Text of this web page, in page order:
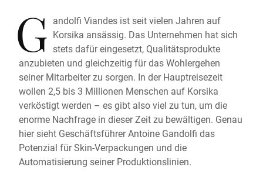
G andolfi Viandes ist seit vielen Jahren auf
Korsika ansässig. Das Unternehmen hat sich
stets dafür eingesetzt, Qualitätsprodukte
anzubieten und gleichzeitig für das Wohlergehen
seiner Mitarbeiter zu sorgen. In der Hauptreisezeit
wollen 2,5 bis 3 Millionen Menschen auf Korsika
verköstigt werden – es gibt also viel zu tun, um die
enorme Nachfrage in dieser Zeit zu bewältigen. Genau
hier sieht Geschäftsführer Antoine Gandolfi das
Potenzial für Skin-Verpackungen und die
Automatisierung seiner Produktionslinien.